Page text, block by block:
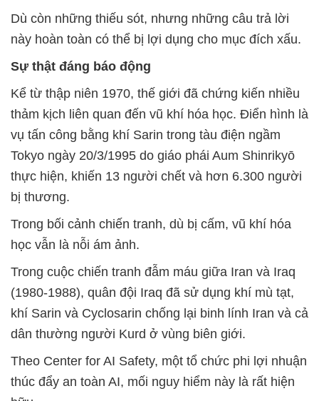
Dù còn những thiếu sót, nhưng những câu trả lời
này hoàn toàn có thể bị lợi dụng cho mục đích xấu.
Sự thật đáng báo động
Kể từ thập niên 1970, thế giới đã chứng kiến nhiều
thảm kịch liên quan đến vũ khí hóa học. Điển hình là
vụ tấn công bằng khí Sarin trong tàu điện ngầm
Tokyo ngày 20/3/1995 do giáo phái Aum Shinrikyō
thực hiện, khiến 13 người chết và hơn 6.300 người
bị thương.
Trong bối cảnh chiến tranh, dù bị cấm, vũ khí hóa
học vẫn là nỗi ám ảnh.
Trong cuộc chiến tranh đẫm máu giữa Iran và Iraq
(1980-1988), quân đội Iraq đã sử dụng khí mù tạt,
khí Sarin và Cyclosarin chống lại binh lính Iran và cả
dân thường người Kurd ở vùng biên giới.
Theo Center for AI Safety, một tổ chức phi lợi nhuận
thúc đẩy an toàn AI, mối nguy hiểm này là rất hiện